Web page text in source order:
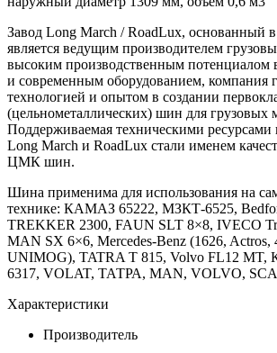
Завод Long March / RoadLux, основанный в
является ведущим производителем
высоким производственным потенциалом
и современным оборудованием, компания
технологией и опытом в создании
(цельнометаллических) шин для грузовых
Поддерживаемая техническими
Long March и RoadLux стали именем
ЦМК шин.
Шина применима для использования на
технике: КАМАЗ 65222, МЗКТ-6525,
TREKKER 2300, FAUN SLT 8×8, IVECO
MAN SX 6×6, Mercedes-Benz (1626, Actros,
UNIMOG), TATRA T 815, Volvo FL12
6317, VOLAT, ТАТРА, MAN, VOLVO,
Характеристики
Производитель